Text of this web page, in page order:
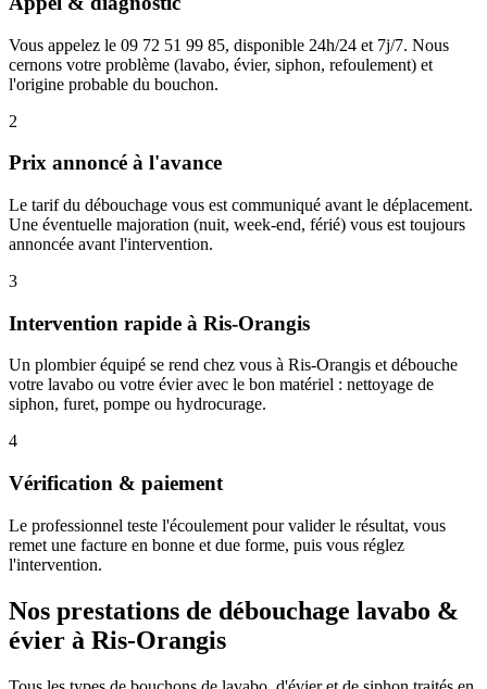
Vous appelez le 09 72 51 99 85, disponible 24h/24 et 7j/7. Nous
cernons votre problème (lavabo, évier, siphon, refoulement) et
l'origine probable du bouchon.
2
Prix annoncé à l'avance
Le tarif du débouchage vous est communiqué avant le déplacement.
Une éventuelle majoration (nuit, week-end, férié) vous est toujours
annoncée avant l'intervention.
3
Intervention rapide à Ris-Orangis
Un plombier équipé se rend chez vous à Ris-Orangis et débouche
votre lavabo ou votre évier avec le bon matériel : nettoyage de
siphon, furet, pompe ou hydrocurage.
4
Vérification & paiement
Le professionnel teste l'écoulement pour valider le résultat, vous
remet une facture en bonne et due forme, puis vous réglez
l'intervention.
Nos prestations de débouchage lavabo &
évier à Ris-Orangis